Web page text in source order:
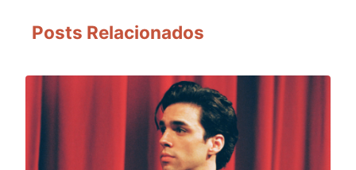
Posts Relacionados